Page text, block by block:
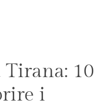
10
i